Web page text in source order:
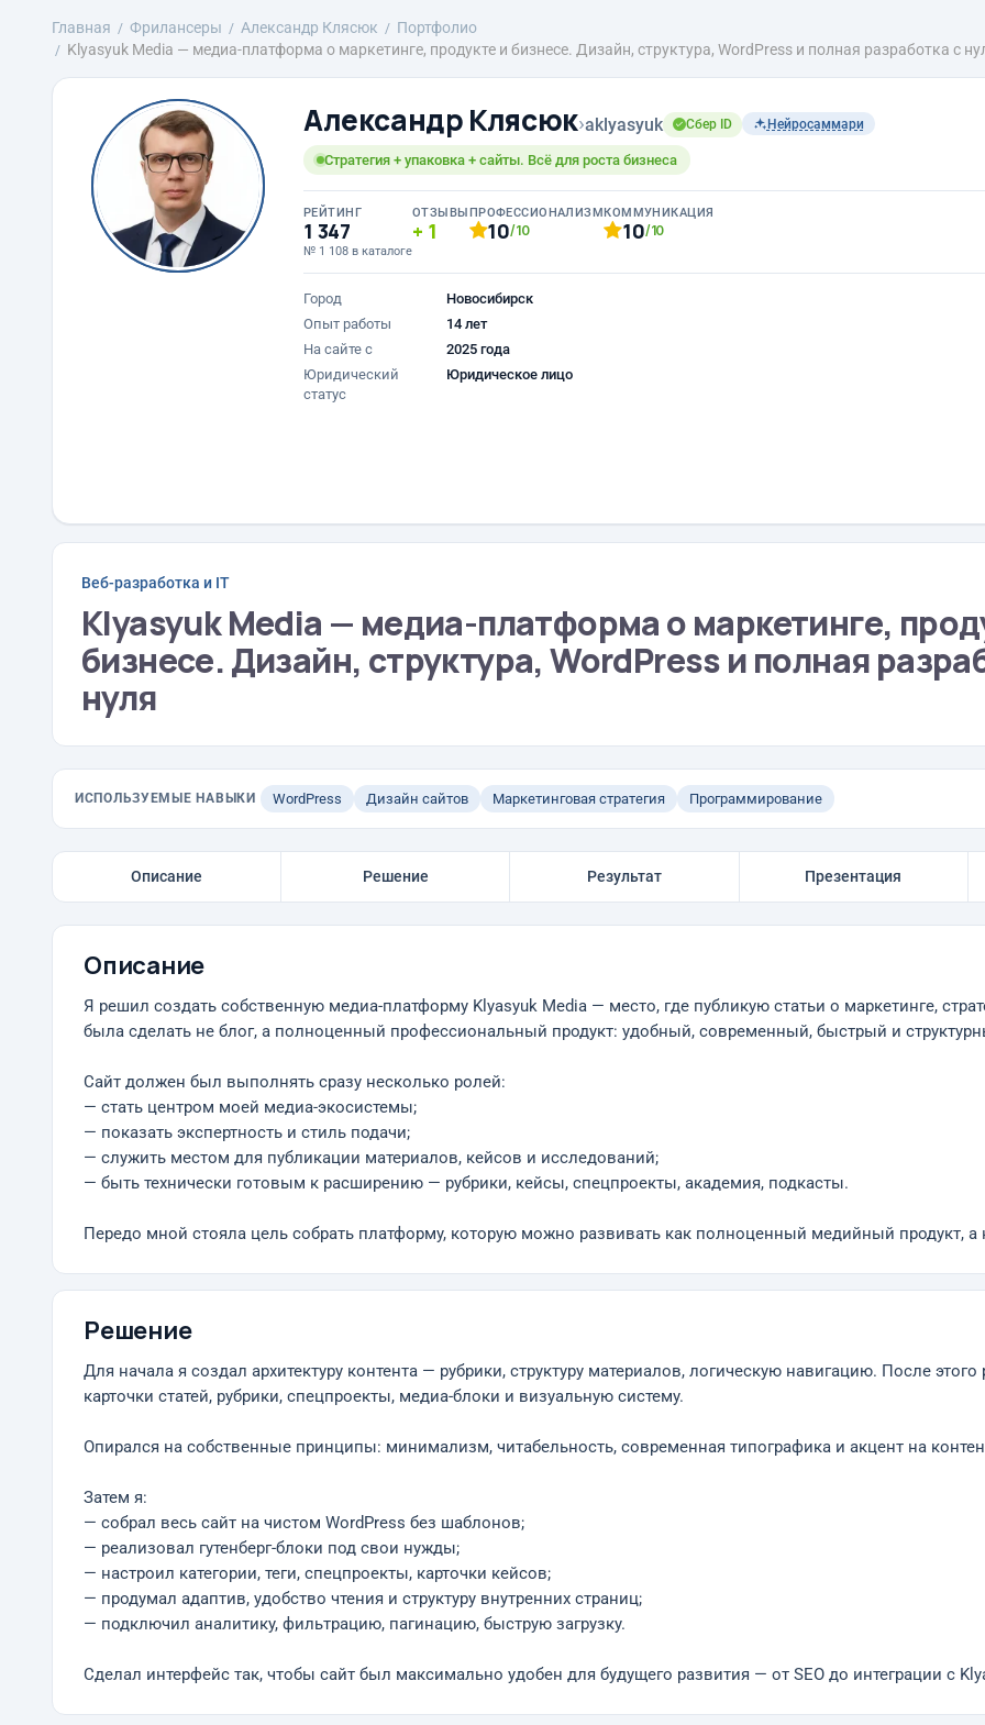
Главная Фрилансеры Александр Клясюк
Портфолио
Klyasyuk Media — медиа-платформа о маркетинге, продукте и бизнесе. Дизайн, структура, WordPress и полная разработка с
Александр Клясюк›aklyasyuk Сбер ID Нейросаммари
Стратегия + упаковка + сайты. Всё для роста бизнеса
РЕЙТИНГ
1 347
№ 1 108 в каталоге
ОТЗЫВЫ
1
ПРОФЕССИОНАЛИЗМ
10/10
КОММУНИКАЦИЯ
10/10
Город
Новосибирск
Опыт работы
14 лет
На сайте с
2025 года
Юридический
статус
Юридическое лицо
Веб-разработка и IT
Klyasyuk Media — медиа-платформа о маркетинге,
бизнесе. Дизайн, структура, WordPress и полная
нуля
ИСПОЛЬЗУЕМЫЕ НАВЫКИ WordPress Дизайн сайтов Маркетинговая стратегия Программирование
Описание Решение Результат Презентация
Описание
Я решил создать собственную медиа-платформу Klyasyuk Media — место, где публикую статьи о маркетинге,
была сделать не блог, а полноценный профессиональный продукт: удобный, современный, быстрый и
Сайт должен был выполнять сразу несколько ролей:
— стать центром моей медиа-экосистемы;
— показать экспертность и стиль подачи;
— служить местом для публикации материалов, кейсов и исследований;
— быть технически готовым к расширению — рубрики, кейсы, спецпроекты, академия, подкасты.
Передо мной стояла цель собрать платформу, которую можно развивать как полноценный медийный продукт, а
Решение
Для начала я создал архитектуру контента — рубрики, структуру материалов, логическую навигацию. После
карточки статей, рубрики, спецпроекты, медиа-блоки и визуальную систему.
Опирался на собственные принципы: минимализм, читабельность, современная типографика и акцент на
Затем я:
— собрал весь сайт на чистом WordPress без шаблонов;
— реализовал гутенберг-блоки под свои нужды;
— настроил категории, теги, спецпроекты, карточки кейсов;
— продумал адаптив, удобство чтения и структуру внутренних страниц;
— подключил аналитику, фильтрацию, пагинацию, быструю загрузку.
Сделал интерфейс так, чтобы сайт был максимально удобен для будущего развития — от SEO до интеграции с